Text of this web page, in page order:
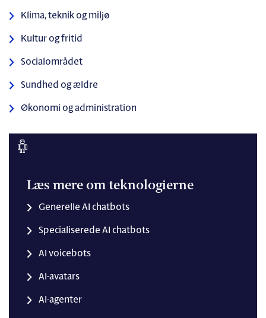
Klima, teknik og miljø
Kultur og fritid
Socialområdet
Sundhed og ældre
Økonomi og administration
Læs mere om teknologierne
Generelle AI chatbots
Specialiserede AI chatbots
AI voicebots
AI-avatars
AI-agenter